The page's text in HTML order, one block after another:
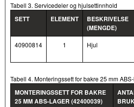
Tabell 3. Servicedeler og hjulsettinnhold
SETT ELEMENT
BESKRIVELSE
(MENGDE)
40900814 1 Hjul
Tabell 4. Monteringssett for bakre 25 mm
MONTERINGSSETT FOR BAKRE
25 MM ABS-LAGER (42400039)